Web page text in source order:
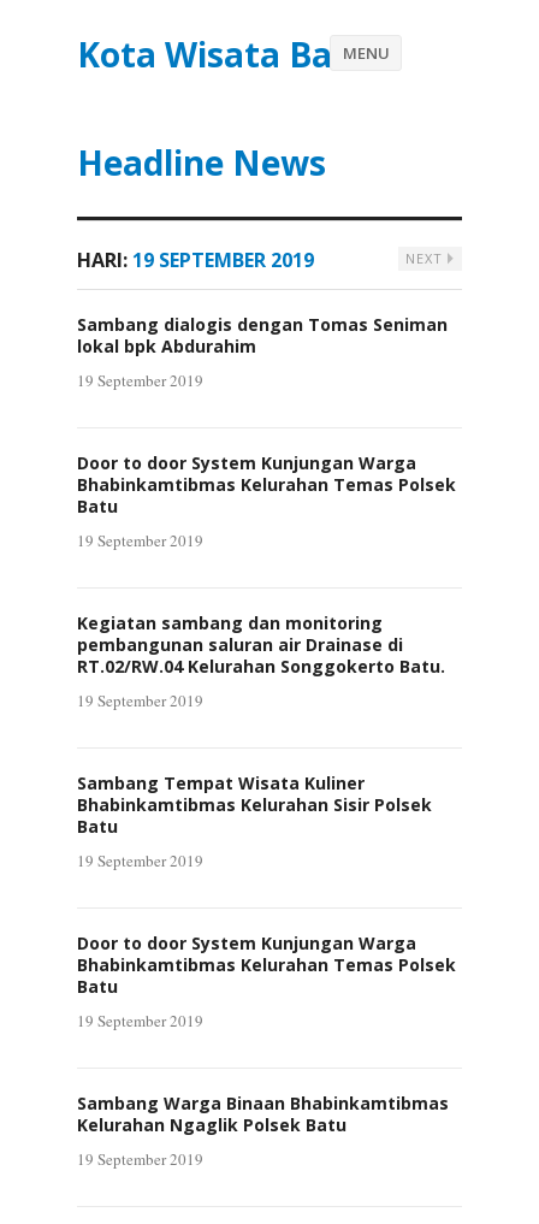
Kota Wisata Batu
Headline News
MENU
HARI: 19 SEPTEMBER 2019 NEXT
Sambang dialogis dengan Tomas Seniman
lokal bpk Abdurahim
19 September 2019
Door to door System Kunjungan Warga
Bhabinkamtibmas Kelurahan Temas Polsek
Batu
19 September 2019
Kegiatan sambang dan monitoring
pembangunan saluran air Drainase di
RT.02/RW.04 Kelurahan Songgokerto Batu.
19 September 2019
Sambang Tempat Wisata Kuliner
Bhabinkamtibmas Kelurahan Sisir Polsek
Batu
19 September 2019
Door to door System Kunjungan Warga
Bhabinkamtibmas Kelurahan Temas Polsek
Batu
19 September 2019
Sambang Warga Binaan Bhabinkamtibmas
Kelurahan Ngaglik Polsek Batu
19 September 2019